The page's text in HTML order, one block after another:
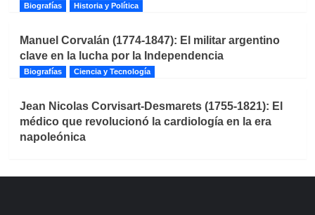
Biografías Historia y Política
Manuel Corvalán (1774-1847): El militar argentino
clave en la lucha por la Independencia
Biografías Ciencia y Tecnología
Jean Nicolas Corvisart-Desmarets (1755-1821): El
médico que revolucionó la cardiología en la era
napoleónica